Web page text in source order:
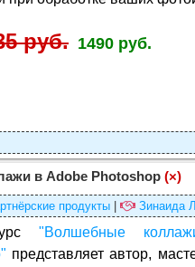
руб. 1490 руб.
в Adobe Photoshop (×)
продукты| Зинаида
"Волшебные
представляет автор,